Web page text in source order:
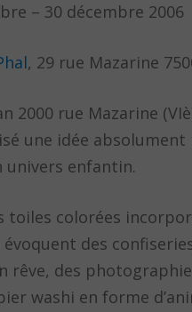
– 30 décembre 2006
, 29 rue Mazarine
2000 rue Mazarine
une idée absolument
enfantin.
toiles colorées
évoquent des
rêve, des
washi en forme